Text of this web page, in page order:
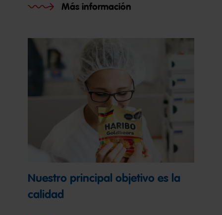
Más información
Nuestro principal objetivo es la
calidad